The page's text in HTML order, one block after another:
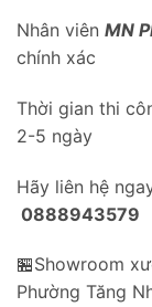
Nhân viên MN
chính xác
Thời gian thi
2-5 ngày
Hãy liên hệ
0888943579
🏪Showroom
Phường Tăng